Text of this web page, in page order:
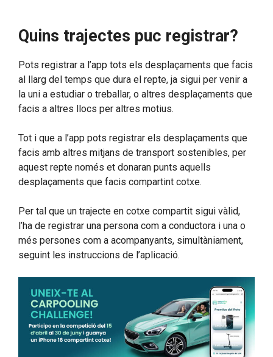
Quins trajectes puc registrar?
Pots registrar a l’app tots els desplaçaments que facis
al llarg del temps que dura el repte, ja sigui per venir a
la uni a estudiar o treballar, o altres desplaçaments que
facis a altres llocs per altres motius.
Tot i que a l’app pots registrar els desplaçaments que
facis amb altres mitjans de transport sostenibles, per
aquest repte només et donaran punts aquells
desplaçaments que facis compartint cotxe.
Per tal que un trajecte en cotxe compartit sigui vàlid,
l’ha de registrar una persona com a conductora i una o
més persones com a acompanyants, simultàniament,
seguint les instruccions de l’aplicació.